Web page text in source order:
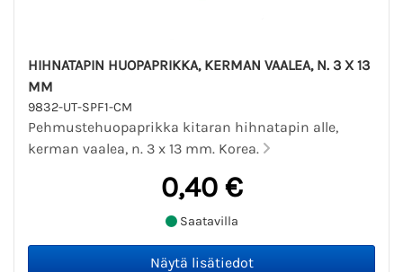
HIHNATAPIN HUOPAPRIKKA, KERMAN VAALEA, N. 3 X 13
MM
9832-UT-SPF1-CM
Pehmustehuopaprikka kitaran hihnatapin alle,
kerman vaalea, n. 3 x 13 mm. Korea.
0,40 €
Saatavilla